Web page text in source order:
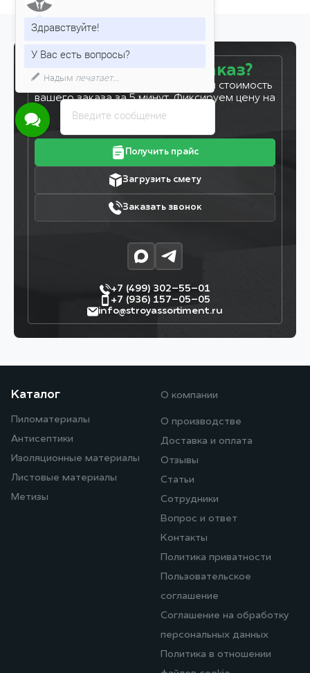
Готовы сделать заказ?
Оставьте заявку, и мы рассчитаем стоимость
вашего заказа за 5 минут. Фиксируем цену на
7 дней!
Получить прайс
Загрузить смету
Заказать звонок
+7 (499) 302–55–01
+7 (936) 157–05–05
info@stroyassortiment.ru
Каталог
Пиломатериалы
Антисептики
Изоляционные материалы
Листовые материалы
Метизы
О компании
О производстве
Доставка и оплата
Отзывы
Статьи
Сотрудники
Вопрос и ответ
Контакты
Политика приватности
Пользовательское
соглашение
Соглашение на обработку
персональных данных
Политика в отношении
Введите сообщение
Здравствуйте!
У Вас есть вопросы?
Надым печатает...